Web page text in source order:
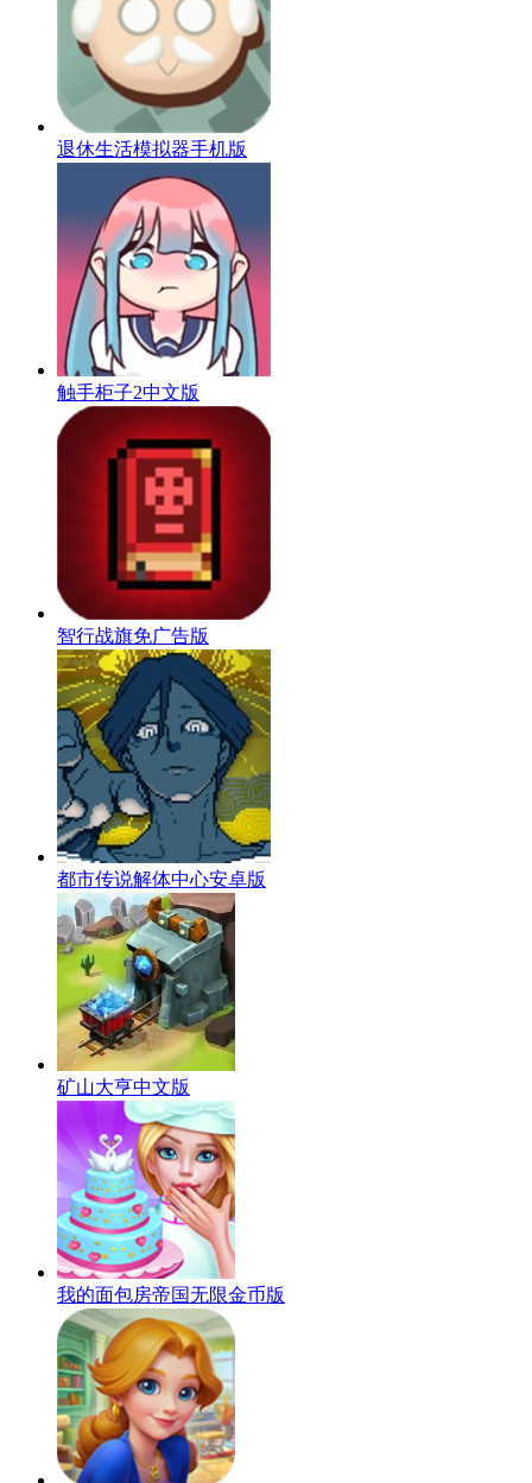
退休生活模拟器手机版
触手柜子2中文版
智行战旗免广告版
都市传说解体中心安卓版
矿山大亨中文版
我的面包房帝国无限金币版